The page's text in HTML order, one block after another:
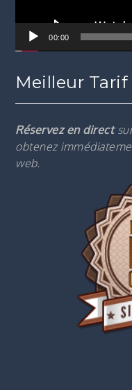
00:00
Meilleur Tarif
Réservez en direct
obtenez
web.